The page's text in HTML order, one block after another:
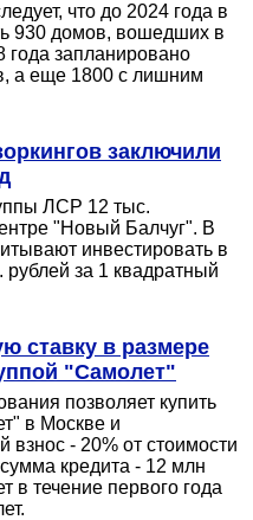
что до 2024 года в
930 домов, вошедших в
года запланировано
а еще 1800 с лишним
заключили
ЛСР 12 тыс.
"Новый Балчуг". В
инвестировать в
за 1 квадратный
ставку в размере
"Самолет"
позволяет купить
в Москве и
- 20% от стоимости
кредита - 12 млн
в течение первого года